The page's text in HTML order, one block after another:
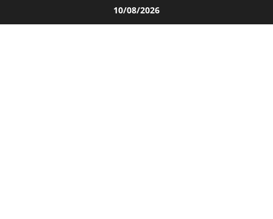
al
10/08/2026